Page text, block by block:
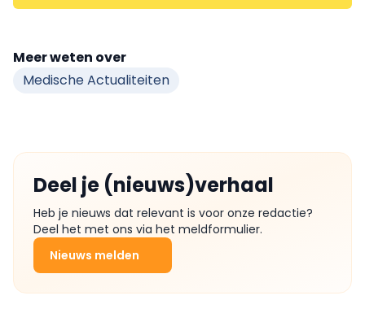
Meer weten over
Medische Actualiteiten
Deel je (nieuws)verhaal
Heb je nieuws dat relevant is voor onze redactie?
Deel het met ons via het meldformulier.
Nieuws melden